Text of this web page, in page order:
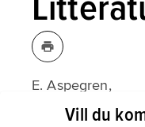
E. Aspegren,
Riksspöket:
Vill du